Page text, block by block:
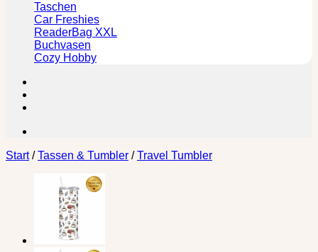
Taschen
Car Freshies
ReaderBag XXL
Buchvasen
Cozy Hobby
Start / Tassen & Tumbler / Travel Tumbler